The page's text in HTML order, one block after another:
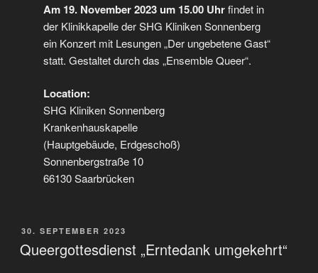
Am 19. November 2023 um 15.00 Uhrfindet in
der Klinikkapelle der SHG Kliniken Sonnenberg
ein Konzert mit Lesungen „Der ungebetene Gast“
statt. Gestaltet durch das „Ensemble Queer“.
Location:
SHG Kliniken Sonnenberg
Krankenhauskapelle
(Hauptgebäude, Erdgeschoß)
Sonnenbergstraße 10
66130 Saarbrücken
VERÖFFENTLICHT
AM
30. SEPTEMBER 2023
Queergottesdienst „Erntedank umgekehrt“